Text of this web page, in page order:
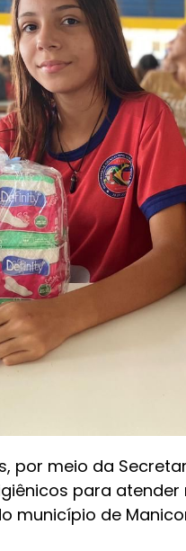
por meio da
para
município de